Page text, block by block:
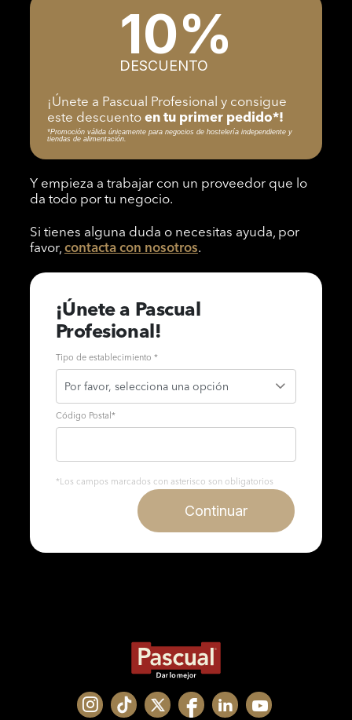
10%
DESCUENTO
¡Únete a Pascual Profesional y consigue
este descuentoen tu primer pedido*!
*Promoción válida únicamente para negocios de hostelería independiente y
tiendas de alimentación.
Y empieza a trabajar con un proveedor que lo
da todo por tu negocio.
Si tienes alguna duda o necesitas ayuda, por
favor, contacta con nosotros.
¡Únete a Pascual
Profesional!
Tipo de establecimiento *
Código Postal *
*Los campos marcados con asterisco son obligatorios
Continuar